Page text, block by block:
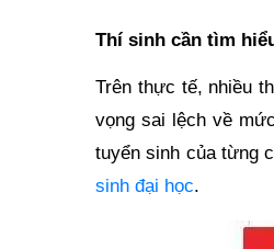
Thí sinh cần tìm
Trên thực tế, nhiều
vọng sai lệch về
tuyển sinh của từng
sinh đại học.